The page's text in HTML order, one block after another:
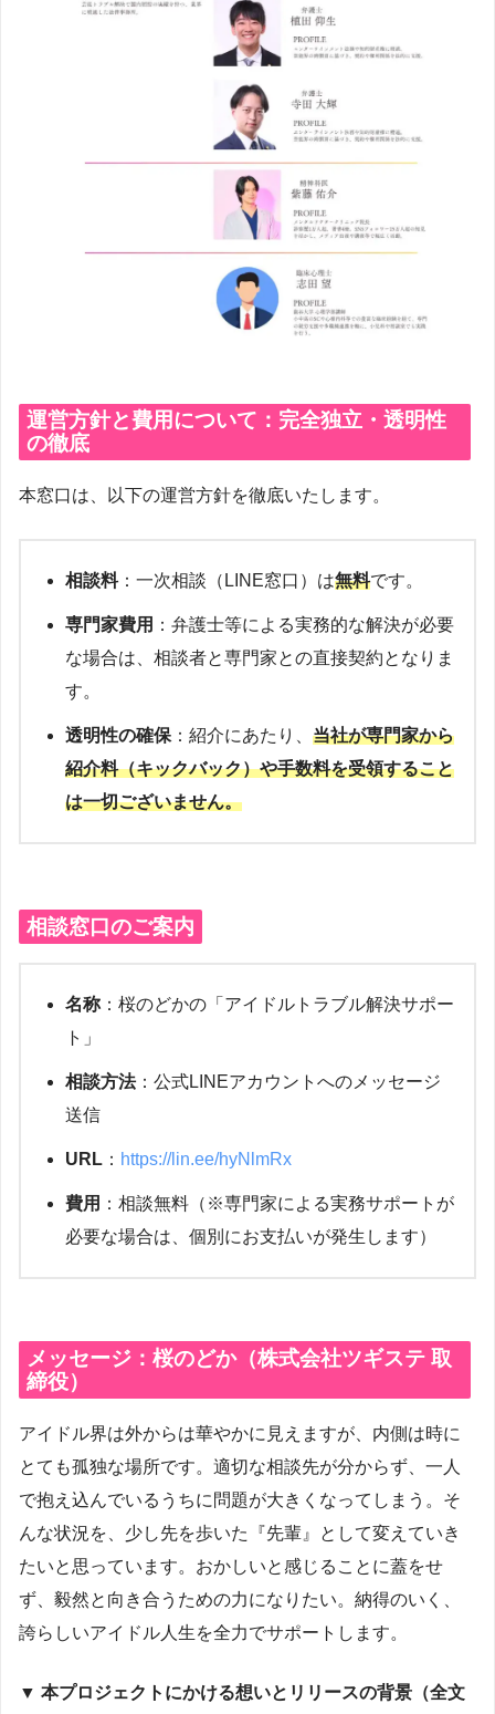
運営方針と費用について：完全独立・透明性
の徹底
本窓口は、以下の運営方針を徹底いたします。
相談料：一次相談（LINE窓口）は無料です。
専門家費用 ：弁護士等による実務的な解決が必要
な場合は、相談者と専門家との直接契約となりま
す。
透明性の確保 ：紹介にあたり、 当社が専門家から
紹介料（キックバック）や手数料を受領すること
は一切ございません。
相談窓口のご案内
名称：桜のどかの「アイドルトラブル解決サポー
ト」
相談方法：公式LINEアカウントへのメッセージ
送信
URL ： https://lin.ee/hyNlmRx
費用 ：相談無料（※専門家による実務サポートが
必要な場合は、個別にお支払いが発生します）
メッセージ：桜のどか（株式会社ツギステ 取
締役）
アイドル界は外からは華やかに見えますが、内側は時に
とても孤独な場所です。適切な相談先が分からず、一人
で抱え込んでいるうちに問題が大きくなってしまう。そ
んな状況を、少し先を歩いた『先輩』として変えていき
たいと思っています。おかしいと感じることに蓋をせ
ず、毅然と向き合うための力になりたい。納得のいく、
誇らしいアイドル人生を全力でサポートします。
▼ 本プロジェクトにかける想いとリリースの背景（全文